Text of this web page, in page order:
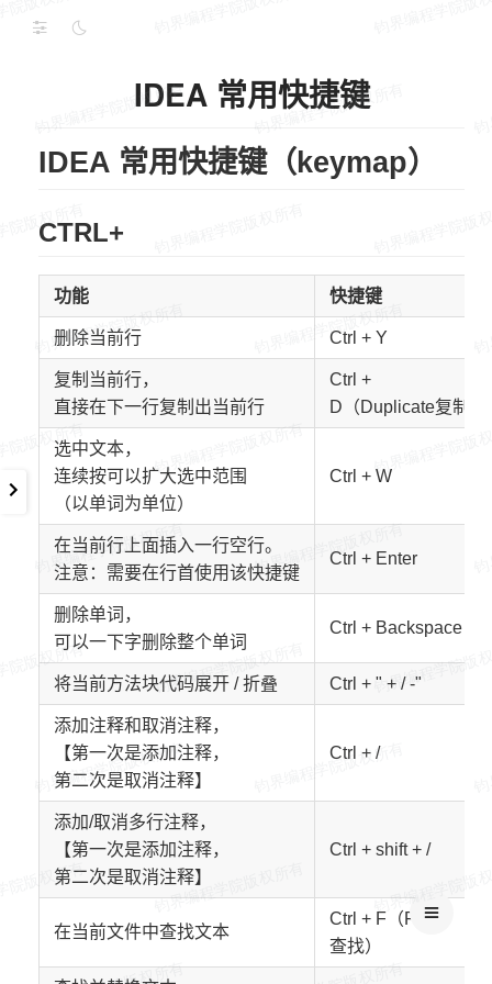
IDEA 常用快捷键
IDEA 常用快捷键（keymap）
CTRL+
功能 快捷键
删除当前行 Ctrl + Y
复制当前行，
直接在下一行复制出当前行
Ctrl +
D（Duplicate复制）
选中文本，
连续按可以扩大选中范围
（以单词为单位）
Ctrl + W
在当前行上面插入一行空行。
注意：需要在行首使用该快捷键
Ctrl + Enter
删除单词，
可以一下字删除整个单词
Ctrl + Backspace
将当前方法块代码展开 / 折叠 Ctrl + " + / -"
添加注释和取消注释，
【第一次是添加注释，
第二次是取消注释】
Ctrl + /
添加/取消多行注释，
【第一次是添加注释，
第二次是取消注释】
Ctrl + shift + /
在当前文件中查找文本
Ctrl + F（Find
查找）